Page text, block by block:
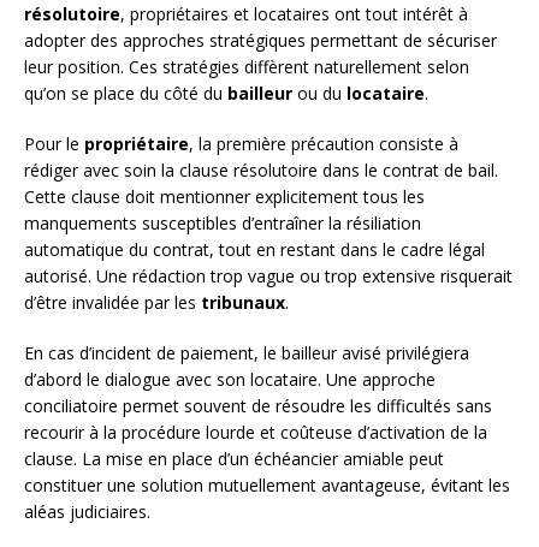
résolutoire, propriétaires et locataires ont tout intérêt à
adopter des approches stratégiques permettant de sécuriser
leur position. Ces stratégies diffèrent naturellement selon
qu’on se place du côté du bailleur ou du locataire.
Pour le propriétaire, la première précaution consiste à
rédiger avec soin la clause résolutoire dans le contrat de bail.
Cette clause doit mentionner explicitement tous les
manquements susceptibles d’entraîner la résiliation
automatique du contrat, tout en restant dans le cadre légal
autorisé. Une rédaction trop vague ou trop extensive risquerait
d’être invalidée par les tribunaux.
En cas d’incident de paiement, le bailleur avisé privilégiera
d’abord le dialogue avec son locataire. Une approche
conciliatoire permet souvent de résoudre les difficultés sans
recourir à la procédure lourde et coûteuse d’activation de la
clause. La mise en place d’un échéancier amiable peut
constituer une solution mutuellement avantageuse, évitant les
aléas judiciaires.